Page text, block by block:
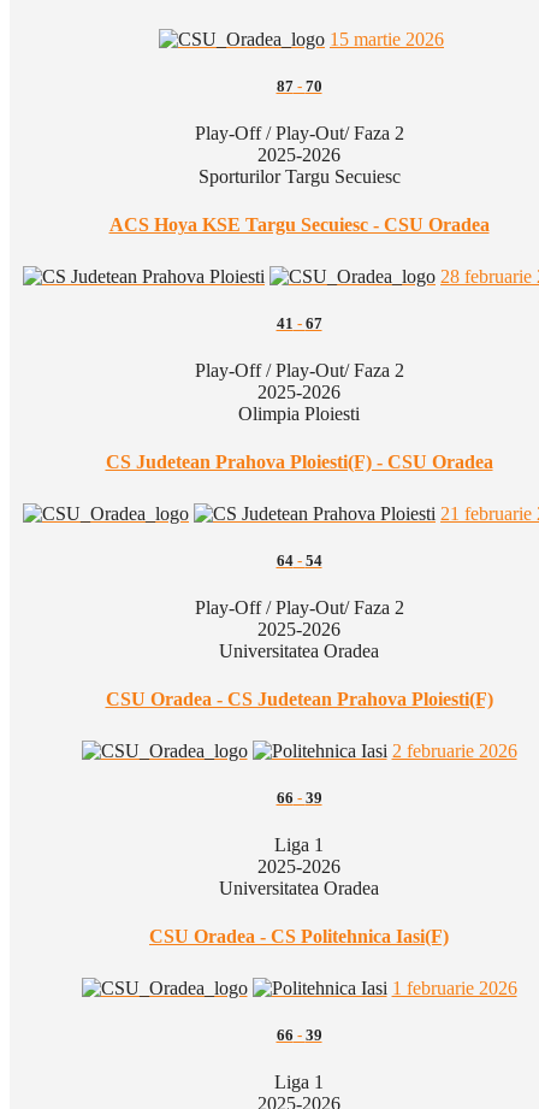
15 martie 2026
87- 70
Play-Off / Play-Out/ Faza 2
2025-2026
Sporturilor Targu Secuiesc
ACS Hoya KSE Targu Secuiesc - CSU Oradea
28 februarie
41 - 67
Play-Off / Play-Out/ Faza 2
2025-2026
Olimpia Ploiesti
CS Judetean Prahova Ploiesti(F) - CSU Oradea
21 februarie
64- 54
Play-Off / Play-Out/ Faza 2
2025-2026
Universitatea Oradea
CSU Oradea - CS Judetean Prahova Ploiesti(F)
2 februarie 2026
66 - 39
Liga 1
2025-2026
Universitatea Oradea
CSU Oradea - CS Politehnica Iasi(F)
1 februarie 2026
66 - 39
Liga 1
2025-2026